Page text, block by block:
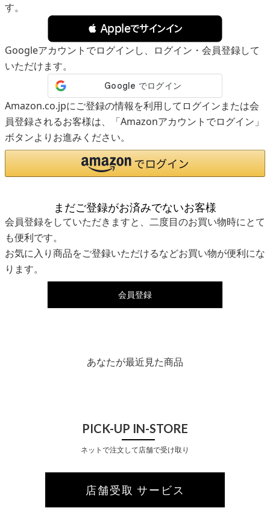
す。
 Appleでサインイン
Googleアカウントでログインし、ログイン・会員登録して
いただけます。
Amazon.co.jpにご登録の情報を利用してログインまたは会
員登録されるお客様は、「Amazonアカウントでログイン」
ボタンよりお進みください。
まだご登録がお済みでないお客様
会員登録をしていただきますと、二度目のお買い物時にとて
も便利です。
お気に入り商品をご登録いただけるなどお買い物が便利にな
ります。
会員登録
あなたが最近見た商品
PICK-UP IN-STORE
ネットで注文して店舗で受け取り
店舗受取 サービス